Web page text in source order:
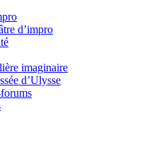
d’impro
imaginaire
d’Ulysse